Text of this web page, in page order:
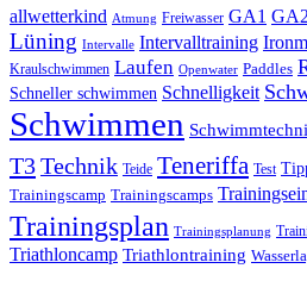
allwetterkind Atmung Freiwasser GA1 GA2
Lüning Intervalle Intervalltraining
Kraulschwimmen Laufen Openwater Paddles
Schneller schwimmen Schnelligkeit
Schwimmen
T3Technik Teide Teneriffa Test
Trainingscamp Trainingscamps
Trainingsplan Trainingsplanung
Triathloncamp Triathlontraining